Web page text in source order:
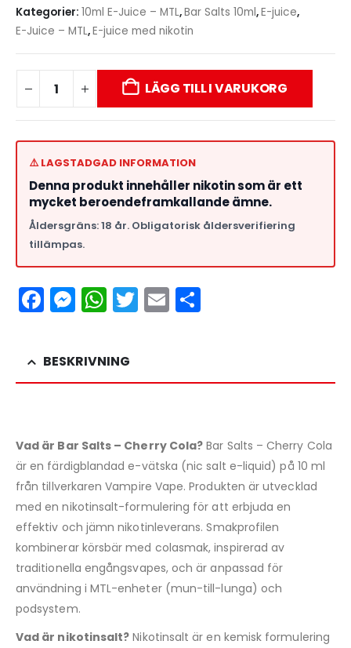
Kategorier: 10ml E-Juice – MTL,Bar Salts 10ml,E-juice,
E-Juice – MTL,E-juice med nikotin
LÄGG TILL I VARUKORG
⚠️ LAGSTADGAD INFORMATION
Denna produkt innehåller nikotin som är ett
mycket beroendeframkallande ämne.
Åldersgräns: 18 år. Obligatorisk åldersverifiering
tillämpas.
Facebook
Messenger
WhatsApp
Twitter
Email
BESKRIVNING
Vad är Bar Salts – Cherry Cola? Bar Salts – Cherry Cola
är en färdigblandad e-vätska (nic salt e-liquid) på 10 ml
från tillverkaren Vampire Vape. Produkten är utvecklad
med en nikotinsalt-formulering för att erbjuda en
effektiv och jämn nikotinleverans. Smakprofilen
kombinerar körsbär med colasmak, inspirerad av
traditionella engångsvapes, och är anpassad för
användning i MTL-enheter (mun-till-lunga) och
podsystem.
Vad är nikotinsalt? Nikotinsalt är en kemisk formulering